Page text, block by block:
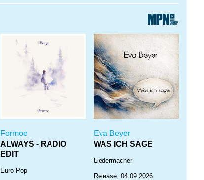
Formoe
ALWAYS - RADIO
EDIT
Euro Pop
Eva Beyer
WAS ICH SAGE
Liedermacher
Release: 04.09.2026